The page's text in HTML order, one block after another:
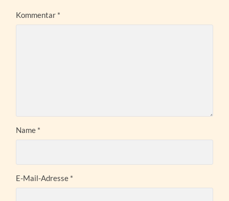
Kommentar *
Name *
E-Mail-Adresse *